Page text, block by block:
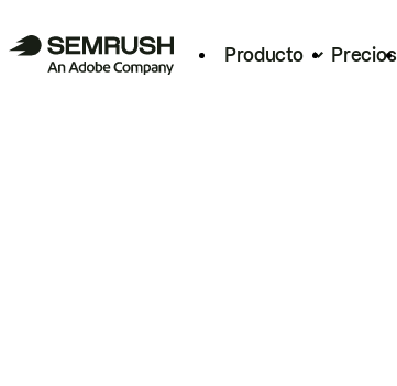
Producto Precios